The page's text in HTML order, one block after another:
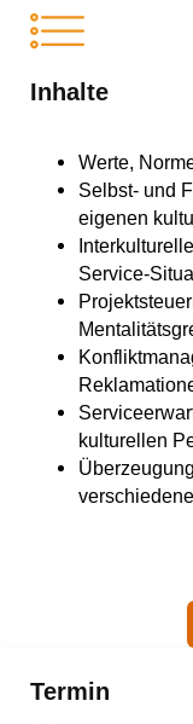
Inhalte
Werte,
Selbst- und
eigenen
Service-
kulturellen
Termin